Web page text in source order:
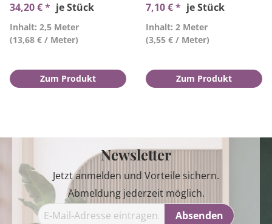
34,20 € * je Stück
Inhalt: 2,5 Meter
(13,68 € / Meter)
Zum Produkt
7,10 € * je Stück
Inhalt: 2 Meter
(3,55 € / Meter)
Zum Produkt
Newsletter
Jetzt anmelden und Vorteile sichern.
Abmeldung jederzeit möglich.
Absenden